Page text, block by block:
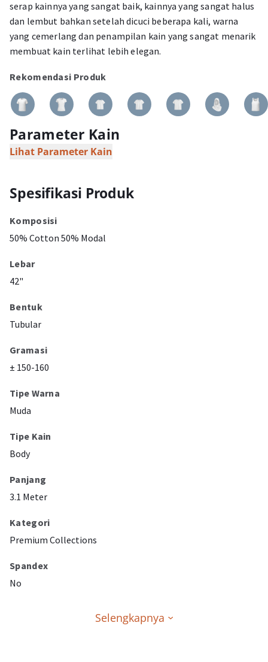
serap kainnya yang sangat baik, kainnya yang sangat halus
dan lembut bahkan setelah dicuci beberapa kali, warna
yang cemerlang dan penampilan kain yang sangat menarik
membuat kain terlihat lebih elegan.
Rekomendasi Produk
Parameter Kain
Lihat Parameter Kain
Spesifikasi Produk
Komposisi
50% Cotton 50% Modal
Lebar
42"
Bentuk
Tubular
Gramasi
± 150-160
Tipe Warna
Muda
Tipe Kain
Body
Panjang
3.1 Meter
Kategori
Premium Collections
Spandex
No
Selengkapnya